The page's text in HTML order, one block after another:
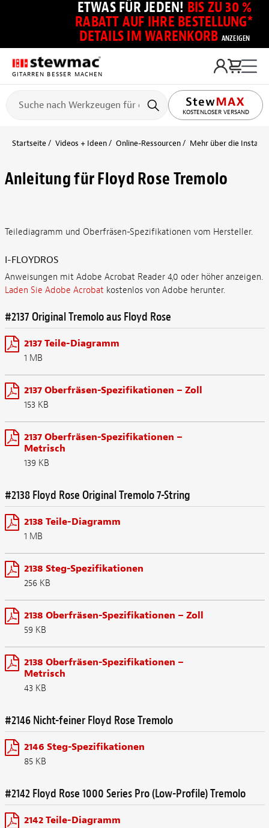
ETWAS FÜR JEDEN! BIS ZU 30 %
RABATT AUF IHRE BESTELLUNG*
DETAILS IM WARENKORB ANZEIGEN
GITARREN BESSER MACHEN
KOSTENLOSER VERSAND
Startseite Videos + Ideen Online-Ressourcen Mehr über die
Anleitung für Floyd Rose Tremolo
Teilediagramm und Oberfräsen-Spezifikationen vom Hersteller.
I-FLOYDROS
Anweisungen mit Adobe Acrobat Reader 4,0 oder höher anzeigen.
Laden Sie Adobe Acrobat kostenlos von Adobe herunter.
#2137 Original Tremolo aus Floyd Rose
2137 Teile-Diagramm
1 MB
2137 Oberfräsen-Spezifikationen – Zoll
153 KB
2137 Oberfräsen-Spezifikationen –
Metrisch
139 KB
#2138 Floyd Rose Original Tremolo 7-String
2138 Teile-Diagramm
1 MB
2138 Steg-Spezifikationen
256 KB
2138 Oberfräsen-Spezifikationen – Zoll
59 KB
2138 Oberfräsen-Spezifikationen –
Metrisch
43 KB
#2146 Nicht-feiner Floyd Rose Tremolo
2146 Steg-Spezifikationen
85 KB
#2142 Floyd Rose 1000 Series Pro (Low-Profile) Tremolo
2142 Teile-Diagramm